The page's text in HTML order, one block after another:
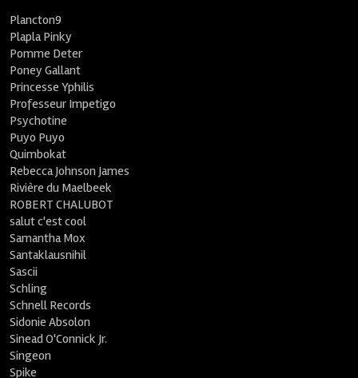
Plancton9
Plapla Pinky
Pomme Deter
Poney Gallant
Princesse Yphilis
Professeur Impetigo
Psychotine
Puyo Puyo
Quimbokat
Rebecca Johnson James
Rivière du Maelbeek
ROBERT CHALUBOT
salut c'est cool
Samantha Mox
Santaklausnihil
Sascii
Schling
Schnell Records
Sidonie Absolon
Sinead O'Connick Jr.
Singeon
Spike